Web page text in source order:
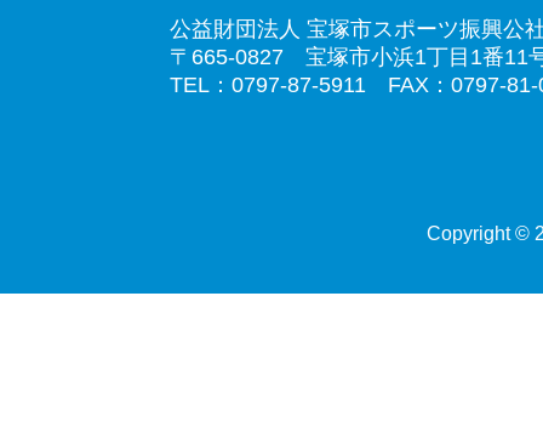
公益財団法人 宝塚市スポーツ振興公
〒665-0827 宝塚市小浜1丁目1番11
TEL：0797-87-5911 FAX：0797-81-
Copyright ©